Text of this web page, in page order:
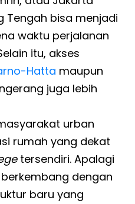
Tengah bisa menjadi
waktu perjalanan
itu, akses
Hatta maupun
juga lebih
urban
rumah yang dekat
tersendiri. Apalagi
dengan
baru yang